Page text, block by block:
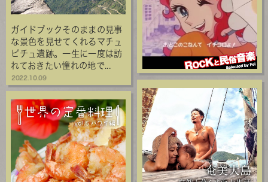
ガイドブックそのままの見事
な景色を見せてくれるマチュ
ピチュ遺跡。一生に一度は訪
れておきたい憧れの地で...
2022.10.09